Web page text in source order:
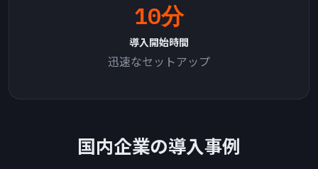
10分
導入開始時間
迅速なセットアップ
国内企業の導入事例